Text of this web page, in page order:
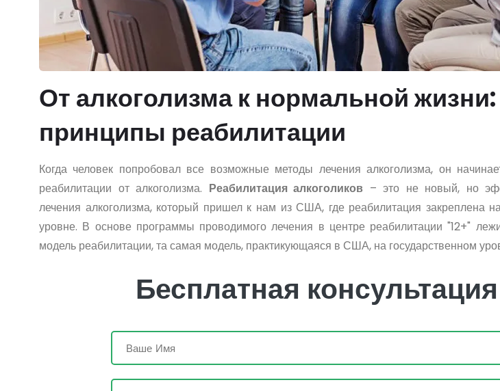
От алкоголизма к нормальной жизни:
принципы реабилитации
Когда человек попробовал все возможные методы лечения алкоголизма, он
реабилитации от алкоголизма. Реабилитация алкоголиков – это не новый, но
лечения алкоголизма, который пришел к нам из США, где реабилитация закреплена
уровне. В основе программы проводимого лечения в центре реабилитации "12+"
модель реабилитации, та самая модель, практикующаяся в США, на государственном
Бесплатная консультация